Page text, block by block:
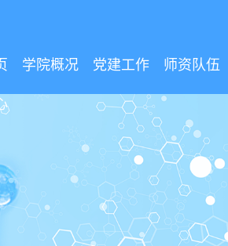
学院概况 党建工作 师资队伍